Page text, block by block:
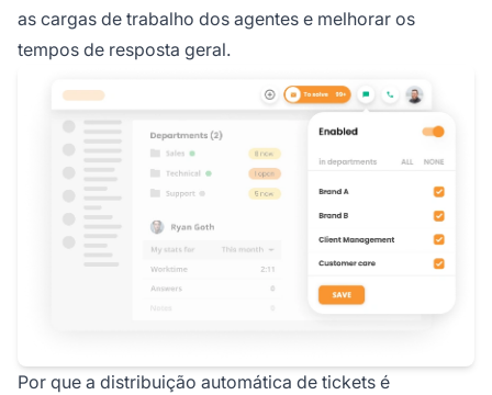
as cargas de trabalho dos agentes e melhorar os
tempos de resposta geral.
Por que a distribuição automática de tickets é